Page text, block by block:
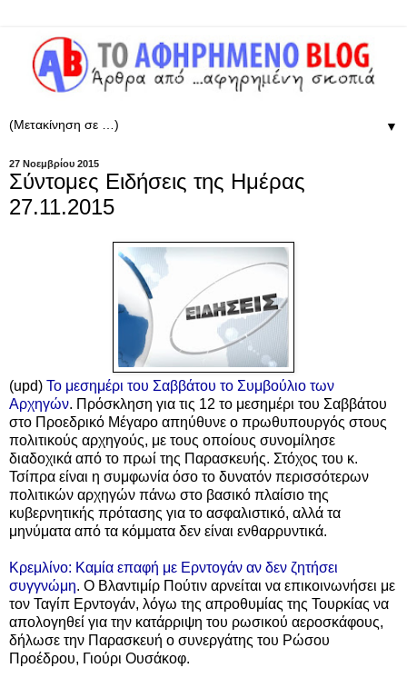
▼
27 Νοεμβρίου 2015
Σύντομες Ειδήσεις της Ημέρας
27.11.2015
(upd) Το μεσημέρι του Σαββάτου το Συμβούλιο των
Αρχηγών. Πρόσκληση για τις 12 το μεσημέρι του Σαββάτου
στο Προεδρικό Μέγαρο απηύθυνε ο πρωθυπουργός στους
πολιτικούς αρχηγούς, με τους οποίους συνομίλησε
διαδοχικά από το πρωί της Παρασκευής. Στόχος του κ.
Τσίπρα είναι η συμφωνία όσο το δυνατόν περισσότερων
πολιτικών αρχηγών πάνω στο βασικό πλαίσιο της
κυβερνητικής πρότασης για το ασφαλιστικό, αλλά τα
μηνύματα από τα κόμματα δεν είναι ενθαρρυντικά.
Κρεμλίνο: Καμία επαφή με Ερντογάν αν δεν ζητήσει
συγγνώμη. Ο Βλαντιμίρ Πούτιν αρνείται να επικοινωνήσει με
τον Ταγίπ Ερντογάν, λόγω της απροθυμίας της Τουρκίας να
απολογηθεί για την κατάρριψη του ρωσικού αεροσκάφους,
δήλωσε την Παρασκευή ο συνεργάτης του Ρώσου
Προέδρου, Γιούρι Ουσάκοφ.